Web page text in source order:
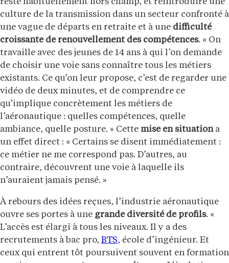
reste habituellement hors champ, et réintroduire une
culture de la transmission dans un secteur confronté à
une vague de départs en retraite et à une difficulté
croissante de renouvellement des compétences. « On
travaille avec des jeunes de 14 ans à qui l’on demande
de choisir une voie sans connaître tous les métiers
existants. Ce qu’on leur propose, c’est de regarder une
vidéo de deux minutes, et de comprendre ce
qu’implique concrètement les métiers de
l’aéronautique : quelles compétences, quelle
ambiance, quelle posture. » Cette mise en situation a
un effet direct : « Certains se disent immédiatement :
ce métier ne me correspond pas. D’autres, au
contraire, découvrent une voie à laquelle ils
n’auraient jamais pensé. »
À rebours des idées reçues, l’industrie aéronautique
ouvre ses portes à une grande diversité de profils. «
L’accès est élargi à tous les niveaux. Il y a des
recrutements à bac pro, BTS, école d’ingénieur. Et
ceux qui entrent tôt poursuivent souvent en formation